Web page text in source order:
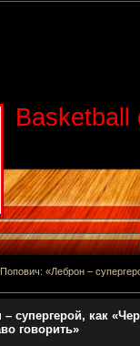
Basketball
Попович: «Леброн –
супергерой, как
говорить»